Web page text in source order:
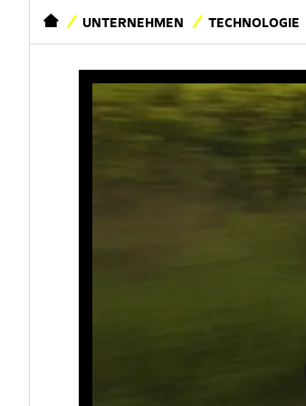
STARTSEITEUNTERNEHMEN TECHNOLOGIE